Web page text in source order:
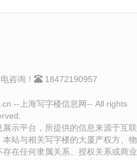
咨询！ 18472190957
--上海写字楼信息网-- All rights
示平台，所提供的信息来源于互联
站与相关写字楼的大厦产权方、物
在任何隶属关系、授权关系或商业